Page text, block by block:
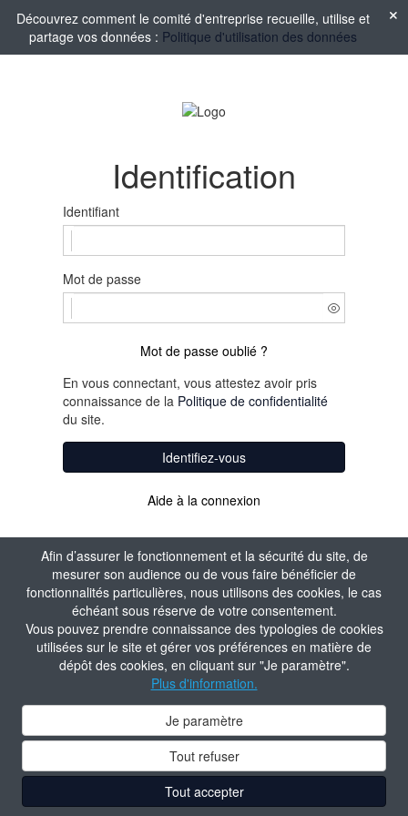
Afin d’assurer le fonctionnement et la sécurité du site, de
mesurer son audience ou de vous faire bénéficier de
fonctionnalités particulières, nous utilisons des cookies, le cas
échéant sous réserve de votre consentement.
Vous pouvez prendre connaissance des typologies de cookies
utilisées sur le site et gérer vos préférences en matière de
dépôt des cookies, en cliquant sur "Je paramètre".
Plus d'information.
Je paramètre
Tout refuser
Tout accepter
Découvrez comment le comité d'entreprise recueille, utilise et
partage vos données : Politique d'utilisation des données
Identification
Identifiant
Mot de passe
Mot de passe oublié ?
En vous connectant, vous attestez avoir pris
connaissance de la Politique de confidentialité
du site.
Identifiez-vous
Aide à la connexion